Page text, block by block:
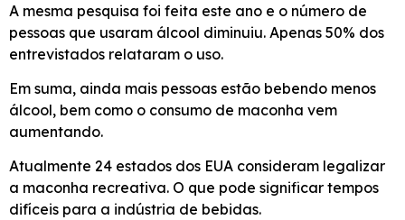
A mesma pesquisa foi feita este ano e o número de
pessoas que usaram álcool diminuiu. Apenas 50% dos
entrevistados relataram o uso.
Em suma, ainda mais pessoas estão bebendo menos
álcool, bem como o consumo de maconha vem
aumentando.
Atualmente 24 estados dos EUA consideram legalizar
a maconha recreativa. O que pode significar tempos
difíceis para a indústria de bebidas.